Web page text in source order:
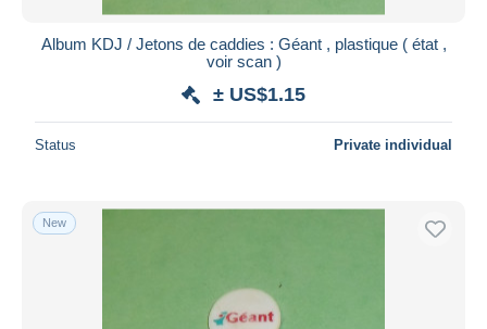
Album KDJ / Jetons de caddies : Géant , plastique ( état ,
voir scan )
± US$1.15
Status Private individual
New